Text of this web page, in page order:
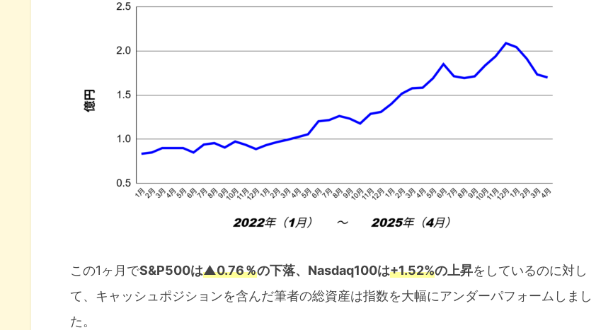
この1ヶ月でS&P500は▲0.76％の下落、Nasdaq100は+1.52%の上昇をしているのに対し
て、キャッシュポジションを含んだ筆者の総資産は指数を大幅にアンダーパフォームしまし
た。